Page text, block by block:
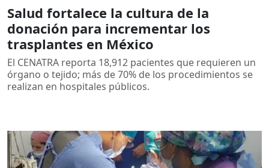
Salud fortalece la cultura de la
donación para incrementar los
trasplantes en México
El CENATRA reporta 18,912 pacientes que requieren un
órgano o tejido; más de 70% de los procedimientos se
realizan en hospitales públicos.